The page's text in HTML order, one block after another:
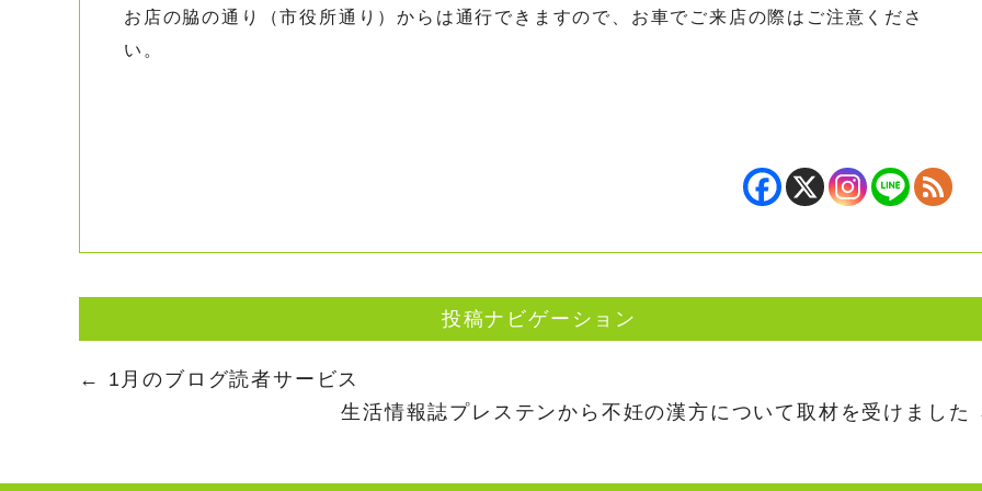
お店の脇の通り（市役所通り）からは通行できますので、お車でご来店の際はご注意くださ
い。
投稿ナビゲーション
←
1月のブログ読者サービス
生活情報誌プレステンから不妊の漢方について取材を受けました